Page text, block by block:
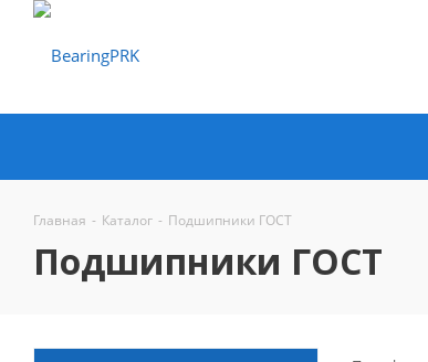
Главная - Каталог - Подшипники ГОСТ
Подшипники ГОСТ